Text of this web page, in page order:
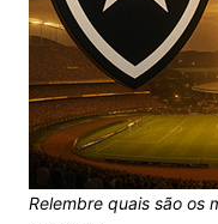
Relembre quais são os